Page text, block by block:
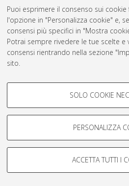
Puoi esprimere il consenso sui
l'opzione in "Personalizza cookie" e,
consensi più specifici in "Mostra
Potrai sempre rivedere le tue scelte e
consensi rientrando nella sezione
sito.
COOKIE DI PROFILAZIONE -
Si tratta di cookie utilizzati per
navigazione degli utenti, creare profili
Mostra cookie di profilazione
COOKIE TECNICI - NECESSARI
SOLO COOKIE
PERSONALIZZA
ACCETTA TUTTI I
AMS Laurea
Servizio implementato e gestito
Impostazioni Cookie
© ALMA MATER STUDIORUM -